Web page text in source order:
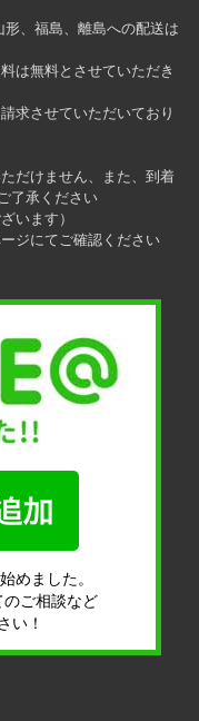
、福島、離島への配送は
は無料とさせていただき
求させていただいており
だけません、また、到着
了承ください
います）
ジにてご確認ください
めました。
のご相談など
い！